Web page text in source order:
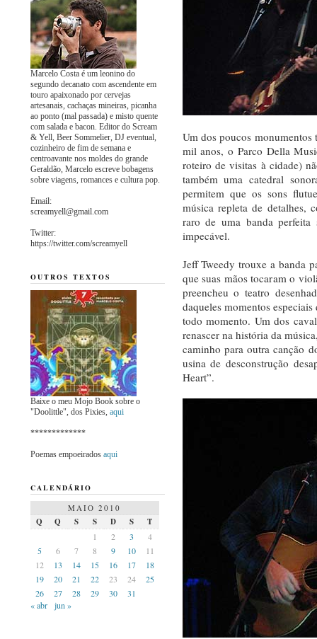
Um dos poucos
mil anos, o Parco Della
roteiro de visitas à cidade)
também uma catedral
permitem que os sons
música repleta de detalhes,
raro de uma banda
impecável.
Jeff Tweedy trouxe a banda
que suas mãos tocaram o
preencheu o teatro
daqueles momentos
todo momento. Um dos
renascer na história da
caminho para outra canção
usina de desconstrução
Heart”.
Marcelo Costa é um leonino do
segundo decanato com ascendente em
touro apaixonado por cervejas
artesanais, cachaças mineiras, picanha
ao ponto (mal passada) e misto quente
com salada e bacon. Editor do Scream
& Yell, Beer Sommelier, DJ eventual,
cozinheiro de fim de semana e
centroavante nos moldes do grande
Geraldão, Marcelo escreve bobagens
sobre viagens, romances e cultura pop.
Email:
screamyell@gmail.com
Twitter:
https://twitter.com/screamyell
OUTROS TEXTOS
Baixe o meu Mojo Book sobre o
"Doolittle", dos Pixies, aqui
*************
Poemas empoeirados aqui
CALENDÁRIO
MAIO 2010
Q Q S S D S
T
1
2 3
4
5
6 7 8 9 10
11
12
13 14 15 16 17
18
19
20 21 22 23 24
25
26
27 28 29 30
31
« abr
jun »